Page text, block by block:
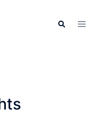
Search